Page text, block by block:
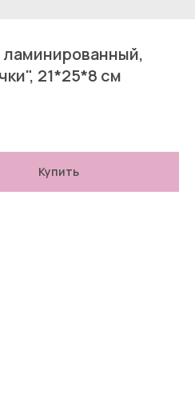
21*25*8 см
Купить